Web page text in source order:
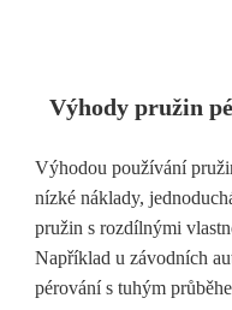
Výhody pružin
Výhodou používání
nízké náklady,
pružin s rozdílnými
Například u závodních
pérování s tuhým